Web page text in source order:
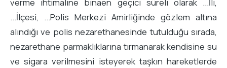
...İlçesi, ...Polis Merkezi Amirliğinde gözlem altına
alındığı ve polis nezarethanesinde tutulduğu sırada,
nezarethane parmaklıklarına tırmanarak kendisine su
ve sigara verilmesini isteyerek taşkın hareketlerde